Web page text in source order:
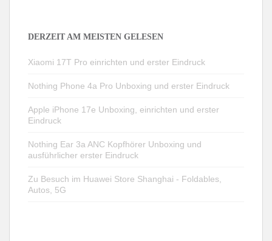
DERZEIT AM MEISTEN GELESEN
Xiaomi 17T Pro einrichten und erster Eindruck
Nothing Phone 4a Pro Unboxing und erster Eindruck
Apple iPhone 17e Unboxing, einrichten und erster
Eindruck
Nothing Ear 3a ANC Kopfhörer Unboxing und
ausführlicher erster Eindruck
Zu Besuch im Huawei Store Shanghai - Foldables,
Autos, 5G